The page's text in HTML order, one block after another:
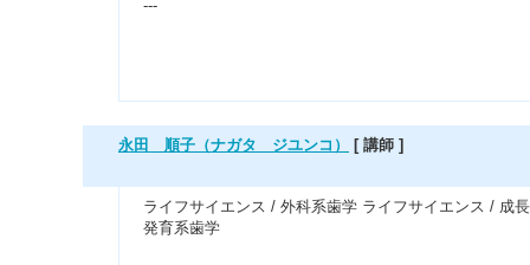
---
永田 順子（ナガタ ジユンコ） [ 講師 ]
ライフサイエンス / 外科系歯学 ライフサイエンス / 成
発育系歯学